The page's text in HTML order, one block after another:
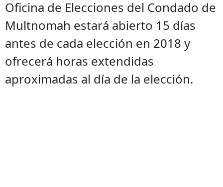
Oficina de Elecciones del Condado de
Multnomah estará abierto 15 días
antes de cada elección en 2018 y
ofrecerá horas extendidas
aproximadas al día de la elección.